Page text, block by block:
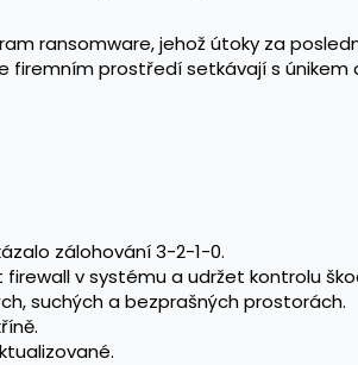
ransomware, jehož útoky za
firemním prostředí setkávají s
zálohování 3-2-1-0.
v systému a udržet kontrolu
suchých a bezprašných prostorách.